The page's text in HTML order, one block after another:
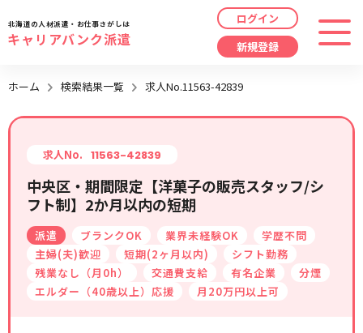
職種 指定なし
給与 時給/日給/月給から選択
こだわり 指定なし
最近見た求人
最近利用した検索条件
検索履歴はありません。
北海道の人材派遣・お仕事さがしは
キャリアバンク派遣
ログイン
新規登録
ホーム 検索結果一覧 求人No.11563-42839
求人No. 11563-42839
中央区・期間限定【洋菓子の販売スタッフ/シ
フト制】2か月以内の短期
派遣 ブランクOK 業界未経験OK
学歴不問
主婦(夫)歓迎
短期(2ヶ月以内)
シフト勤務
残業なし（月0h）
交通費支給 有名企業
分煙
エルダー（40歳以上）応援
月20万円以上可